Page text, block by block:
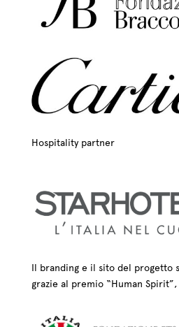
Hospitality partner
Il branding e il sito del progetto
grazie al premio “Human